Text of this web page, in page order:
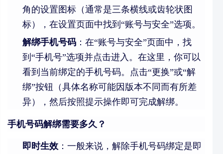
角的设置图标（通常是三条横线或齿轮状图
标），在设置页面中找到“账号与安全”选项。
解绑手机号码 ：在“账号与安全”页面中，找
到“手机号”选项并点击进入。在这里，你可以
看到当前绑定的手机号码。点击“更换”或“解
绑”按钮（具体名称可能因版本不同而有所差
异），然后按照提示操作即可完成解绑。
手机号码解绑需要多久？
即时生效 ：一般来说，解除手机号码绑定是即